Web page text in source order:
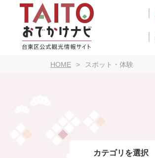
HOME スポット・体験
カテゴリを選択